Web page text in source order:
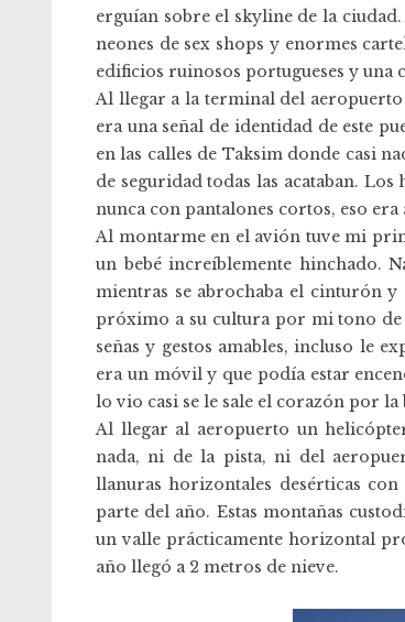
erguían sobre el skyline de la
neones de sex shops y enormes
edificios ruinosos portugueses y una
Al llegar a la terminal del
era una señal de identidad de este
en las calles de Taksim donde casi
de seguridad todas las acataban.
nunca con pantalones cortos, eso
Al montarme en el avión tuve mi
un bebé increíblemente hinchado.
mientras se abrochaba el cinturón
próximo a su cultura por mi tono de
señas y gestos amables, incluso le
era un móvil y que podía estar
lo vio casi se le sale el corazón por la
Al llegar al aeropuerto un
nada, ni de la pista, ni del
llanuras horizontales desérticas
parte del año. Estas montañas
un valle prácticamente horizontal
año llegó a 2 metros de nieve.